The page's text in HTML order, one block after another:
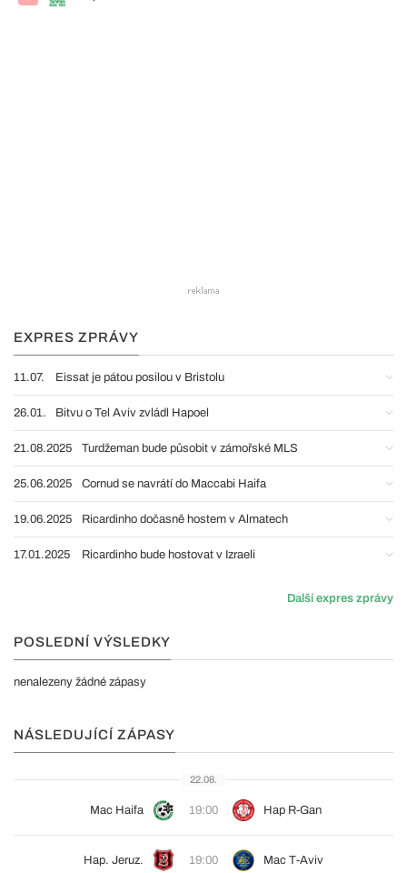
EXPRES ZPRÁVY
11.07. Eissat je pátou posilou v Bristolu
26.01. Bitvu o Tel Aviv zvládl Hapoel
21.08.2025 Turdžeman bude působit v zámořské MLS
25.06.2025 Cornud se navrátí do Maccabi Haifa
19.06.2025 Ricardinho dočasně hostem v Almatech
17.01.2025 Ricardinho bude hostovat v Izraeli
Další expres zprávy
POSLEDNÍ VÝSLEDKY
nenalezeny žádné zápasy
NÁSLEDUJÍCÍ ZÁPASY
22.08.
Mac Haifa 19:00 Hap R-Gan
Hap. Jeruz. 19:00 Mac T-Aviv